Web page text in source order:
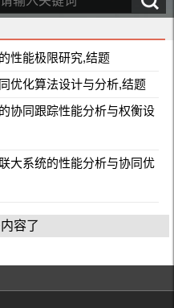
性能极限研究,结题
优化算法设计与分析,结题
协同跟踪性能分析与权衡设
大系统的性能分析与协同优
容了